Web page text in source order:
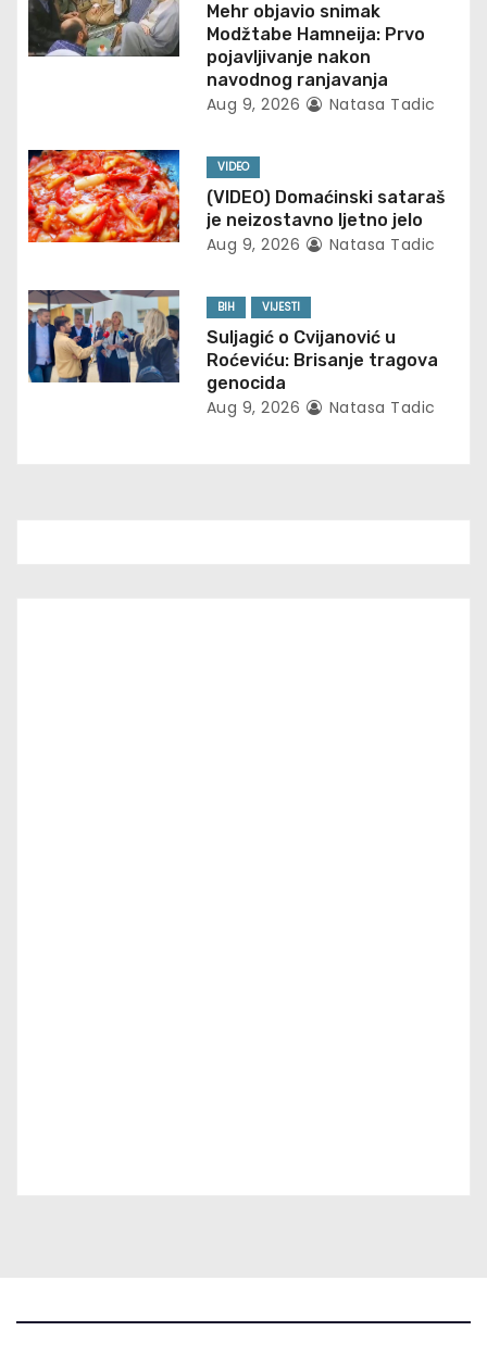
v
i
a
t
i
o
n
Mehr objavio snimak
Modžtabe Hamneija: Prvo
pojavljivanje nakon
navodnog ranjavanja
Aug 9, 2026 Natasa Tadic
VIDEO
(VIDEO) Domaćinski sataraš
je neizostavno ljetno jelo
Aug 9, 2026 Natasa Tadic
BIH VIJESTI
Suljagić o Cvijanović u
Roćeviću: Brisanje tragova
genocida
Aug 9, 2026 Natasa Tadic